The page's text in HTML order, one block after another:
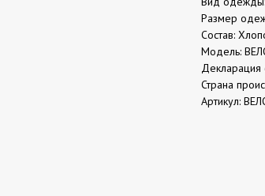
Размер
Состав:
Модель:
Декларация
Страна
Артикул: